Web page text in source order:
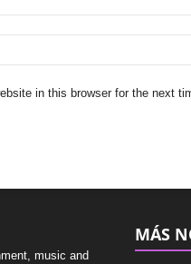
in this browser for the next
music and
MÁS